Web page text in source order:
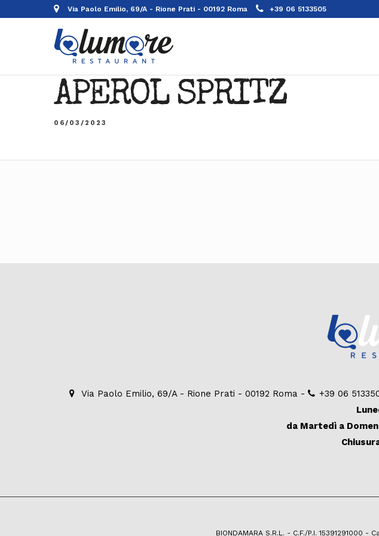
Via Paolo Emilio, 69/A - Rione Prati - 00192 Roma +39 06 5133505
APEROL SPRITZ
06/03/2023
Via Paolo Emilio, 69/A - Rione Prati - 00192 Roma - +39 06
da Martedì a
BIONDAMARA S.R.L. - C.F./P.I. 15391291000 -